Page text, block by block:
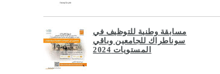
مسابقة وطنية للتوظيف في
سوناطراك للجامعين وباقي
المستويات 2024